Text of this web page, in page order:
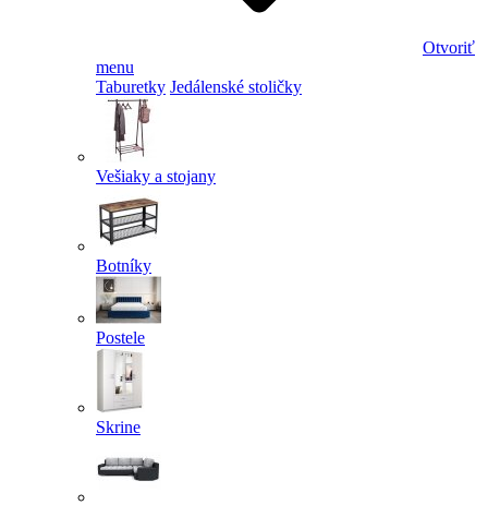
Otvoriť
menu
Taburetky Jedálenské stoličky
Vešiaky a stojany
Botníky
Postele
Skrine